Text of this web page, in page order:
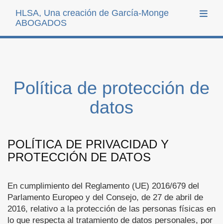
HLSA, Una creación de García-Monge
ABOGADOS
Política de protección de
datos
POLÍTICA DE PRIVACIDAD Y
PROTECCIÓN DE DATOS
En cumplimiento del Reglamento (UE) 2016/679 del
Parlamento Europeo y del Consejo, de 27 de abril de
2016, relativo a la protección de las personas físicas en
lo que respecta al tratamiento de datos personales, por